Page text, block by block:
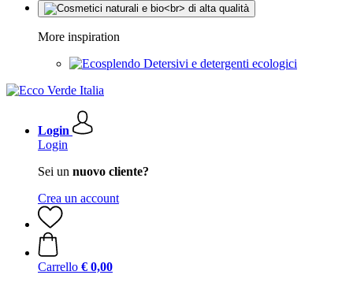
More inspiration
Detersivi e detergenti ecologici
Login
Login
Sei un nuovo cliente?
Crea un account
Carrello € 0,00